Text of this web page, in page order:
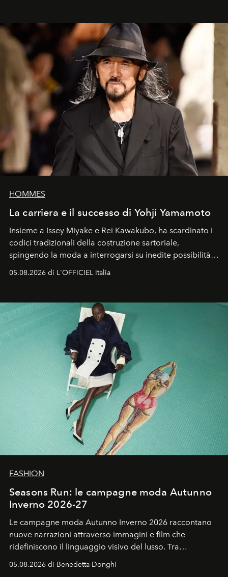
HOMMES
La carriera e il successo di Yohji Yamamoto
Insieme a Issey Miyake e Rei Kawakubo, ha scardinato i
codici tradizionali della costruzione sartoriale,
spingendo la moda a interrogarsi su inedite possibilità
formali e a ridefinire il concetto stesso di silhouette.
un’impronta indelebile nella storia della moda.
05.08.2026 di L'OFFICIEL Italia
FASHION
Seasons Run: le campagne moda Autunno
Inverno 2026-27
Le campagne moda Autunno Inverno 2026 raccontano
nuove narrazioni attraverso immagini e film che
ridefiniscono il linguaggio visivo del lusso. Tra
protagonisti del cinema, volti della cultura
contemporanea e storytelling d'autore, le maison
05.08.2026 di Benedetta Donghi